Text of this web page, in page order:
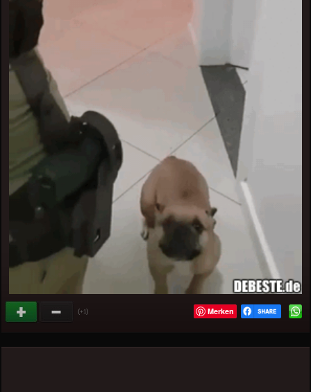
(+1) Merken